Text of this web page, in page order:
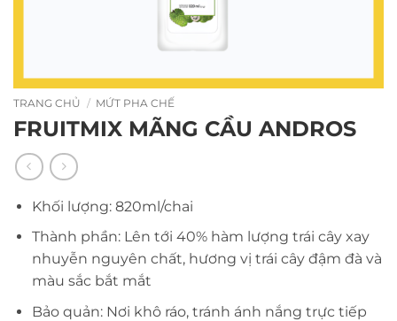
TRANG CHỦ / MỨT PHA CHẾ
FRUITMIX MÃNG CẦU ANDROS
Khối lượng: 820ml/chai
Thành phần: Lên tới 40% hàm lượng trái cây xay
nhuyễn nguyên chất, hương vị trái cây đậm đà và
màu sắc bắt mắt
Bảo quản: Nơi khô ráo, tránh ánh nắng trực tiếp